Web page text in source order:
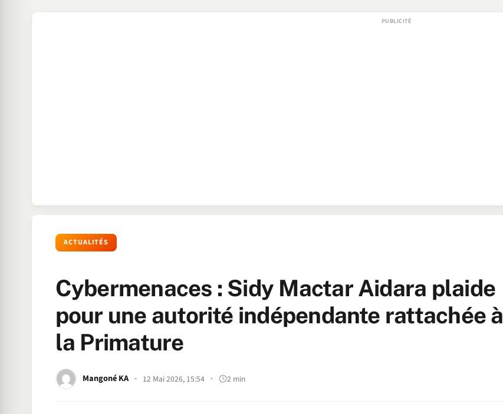
ACTUALITÉS
Cybermenaces : Sidy Mactar Aidara plaide
pour une autorité indépendante rattachée à
la Primature
Mangoné KA 12 Mai 2026, 15:54 2 min